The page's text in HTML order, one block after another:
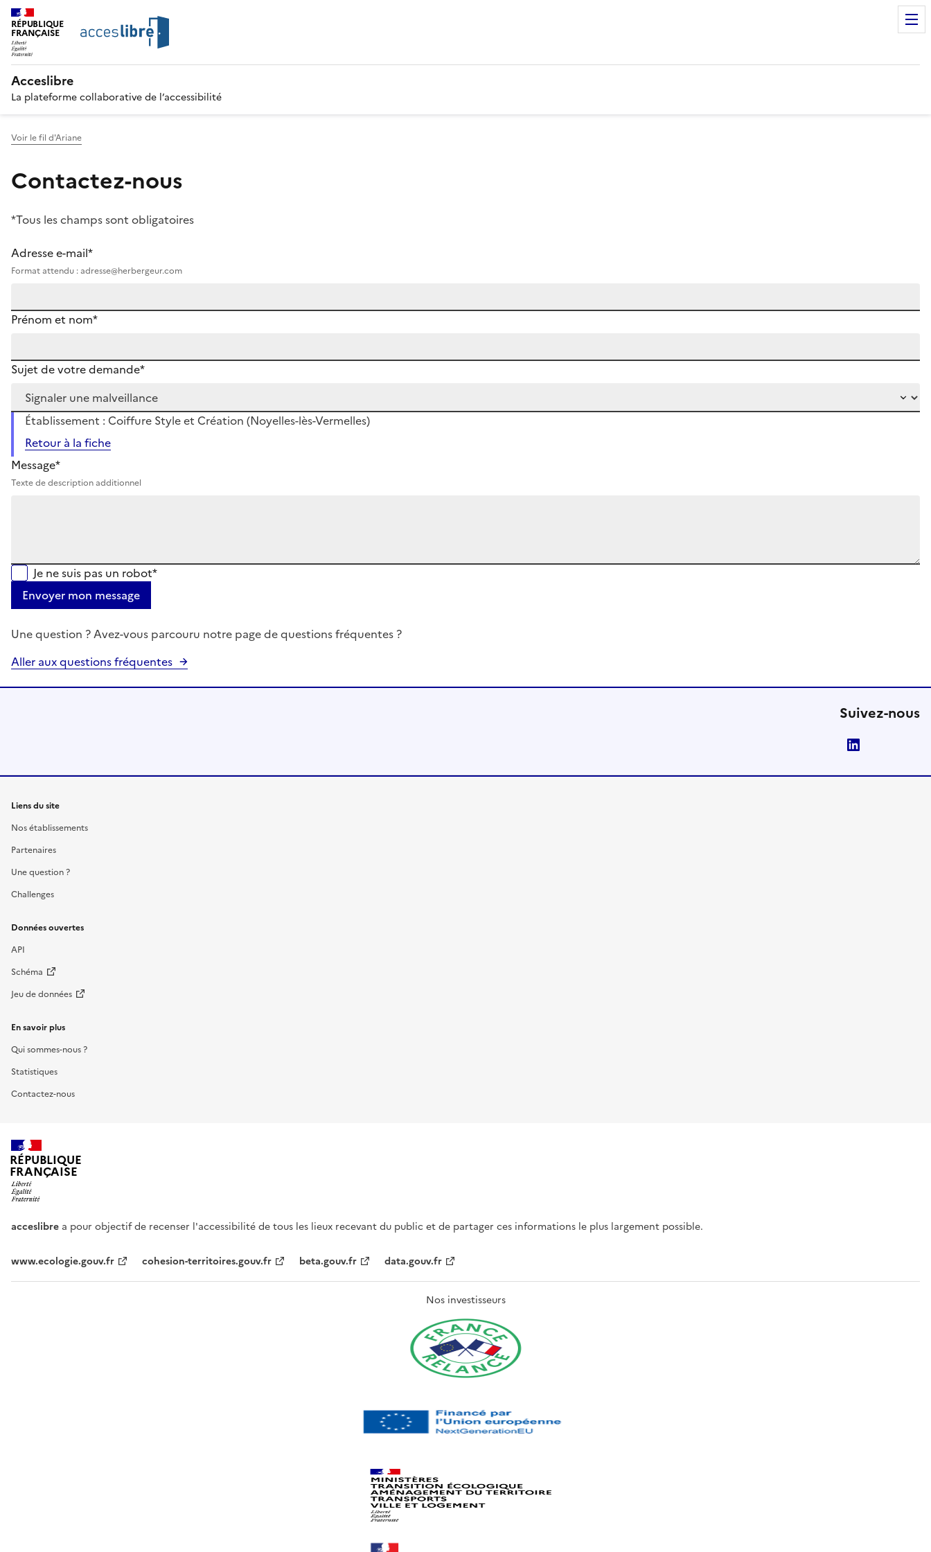
RÉPUBLIQUE
FRANÇAISE
Acceslibre
La plateforme collaborative de l’accessibilité
Voir le fil d'Ariane
Contactez-nous
*Tous les champs sont obligatoires
Adresse e-mail*
Format attendu : adresse@herbergeur.com
Prénom et nom*
Sujet de votre demande*
Établissement : Coiffure Style et Création (Noyelles-lès-Vermelles)
Retour à la fiche
Message*
Texte de description additionnel
Je ne suis pas un robot*
Envoyer mon message
Une question ? Avez-vous parcouru notre page de questions fréquentes ?
Aller aux questions fréquentes
Suivez-nous
Liens du site
Nos établissements
Partenaires
Une question ?
Challenges
Données ouvertes
API
Schéma
Jeu de données
En savoir plus
Qui sommes-nous ?
Statistiques
Contactez-nous
RÉPUBLIQUE
FRANÇAISE
acceslibre a pour objectif de recenser l'accessibilité de tous les lieux recevant du public et de partager ces informations le plus largement possible.
www.ecologie.gouv.fr cohesion-territoires.gouv.fr beta.gouv.fr data.gouv.fr
Nos investisseurs